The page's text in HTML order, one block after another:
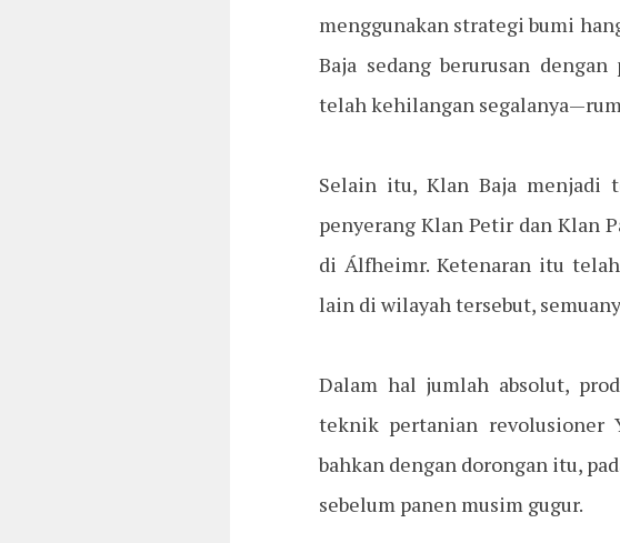
menggunakan strategi bumi
Baja sedang berurusan
telah kehilangan
Selain itu, Klan Baja menjadi
penyerang Klan Petir dan Klan
di Álfheimr. Ketenaran itu
lain di wilayah tersebut,
Dalam hal jumlah absolut,
teknik pertanian revolusioner
bahkan dengan dorongan itu,
sebelum panen musim gugur.